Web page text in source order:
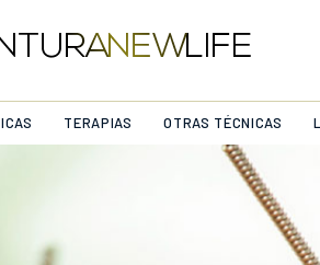
TERAPIAS OTRAS TÉCNICAS